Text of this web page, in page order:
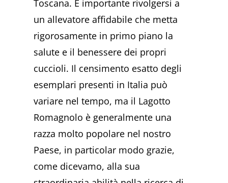
Toscana. È importante rivolgersi a
un allevatore affidabile che metta
rigorosamente in primo piano la
salute e il benessere dei propri
cuccioli. Il censimento esatto degli
esemplari presenti in Italia può
variare nel tempo, ma il Lagotto
Romagnolo è generalmente una
razza molto popolare nel nostro
Paese, in particolar modo grazie,
come dicevamo, alla sua